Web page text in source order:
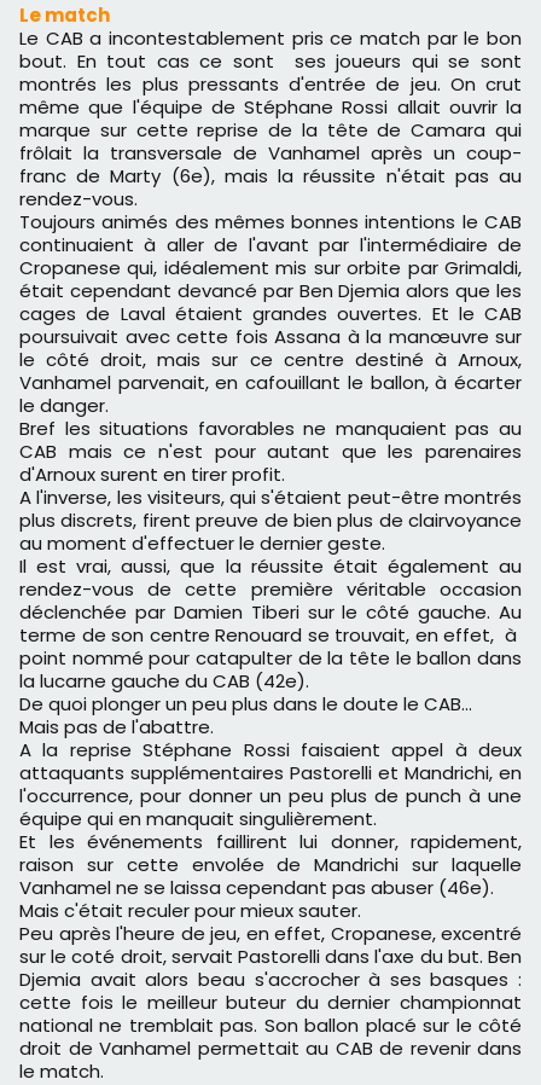
Le match
Le CAB a incontestablement pris ce match par le bon
bout. En tout cas ce sont ses joueurs qui se sont
montrés les plus pressants d'entrée de jeu. On crut
même que l'équipe de Stéphane Rossi allait ouvrir la
marque sur cette reprise de la tête de Camara qui
frôlait la transversale de Vanhamel après un coup-
franc de Marty (6e), mais la réussite n'était pas au
rendez-vous.
Toujours animés des mêmes bonnes intentions le CAB
continuaient à aller de l'avant par l'intermédiaire de
Cropanese qui, idéalement mis sur orbite par Grimaldi,
était cependant devancé par Ben Djemia alors que les
cages de Laval étaient grandes ouvertes. Et le CAB
poursuivait avec cette fois Assana à la manœuvre sur
le côté droit, mais sur ce centre destiné à Arnoux,
Vanhamel parvenait, en cafouillant le ballon, à écarter
le danger.
Bref les situations favorables ne manquaient pas au
CAB mais ce n'est pour autant que les parenaires
d'Arnoux surent en tirer profit.
A l'inverse, les visiteurs, qui s'étaient peut-être montrés
plus discrets, firent preuve de bien plus de clairvoyance
au moment d'effectuer le dernier geste.
Il est vrai, aussi, que la réussite était également au
rendez-vous de cette première véritable occasion
déclenchée par Damien Tiberi sur le côté gauche. Au
terme de son centre Renouard se trouvait, en effet, à
point nommé pour catapulter de la tête le ballon dans
la lucarne gauche du CAB (42e).
De quoi plonger un peu plus dans le doute le CAB...
Mais pas de l'abattre.
A la reprise Stéphane Rossi faisaient appel à deux
attaquants supplémentaires Pastorelli et Mandrichi, en
l'occurrence, pour donner un peu plus de punch à une
équipe qui en manquait singulièrement.
Et les événements faillirent lui donner, rapidement,
raison sur cette envolée de Mandrichi sur laquelle
Vanhamel ne se laissa cependant pas abuser (46e).
Mais c'était reculer pour mieux sauter.
Peu après l'heure de jeu, en effet, Cropanese, excentré
sur le coté droit, servait Pastorelli dans l'axe du but. Ben
Djemia avait alors beau s'accrocher à ses basques :
cette fois le meilleur buteur du dernier championnat
national ne tremblait pas. Son ballon placé sur le côté
droit de Vanhamel permettait au CAB de revenir dans
le match.